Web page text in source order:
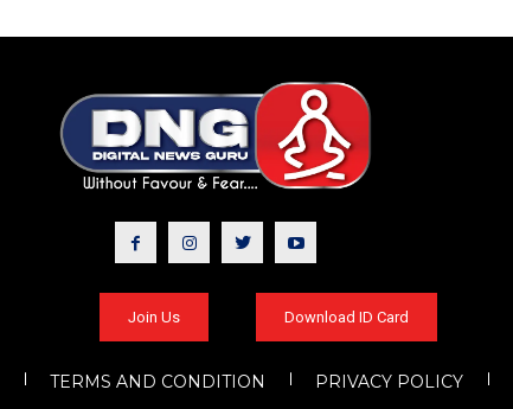
Join Us Download ID Card
TERMS AND CONDITION PRIVACY POLICY